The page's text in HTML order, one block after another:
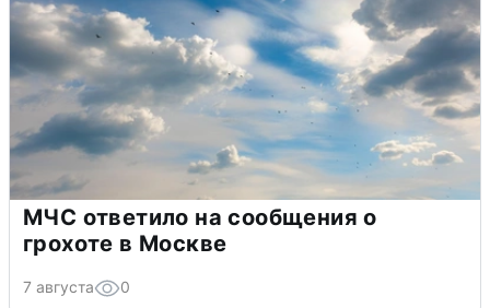
МЧС ответило на сообщения о
грохоте в Москве
7 августа 0